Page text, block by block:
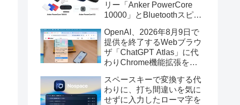
リー「Anker PowerCore
10000」とBluetoothスピー
辺を焼損する火災が6月に3
件発生していたそうなので
注意を。
OpenAI、2026年8月9日で
提供を終了するWebブラウ
ザ「ChatGPT Atlas」に代
わりChrome機能拡張をア
画の質問やAsk ChatGPT機
能を追加。
スペースキーで変換する代
わりに、打ち間違いを気に
せずに入力したローマ字を